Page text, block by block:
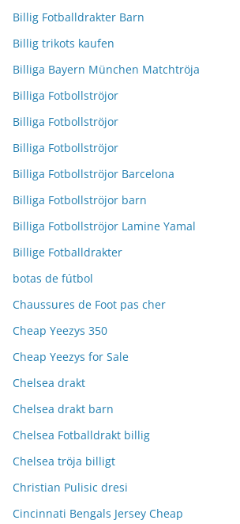
Billig Fotballdrakter Barn
Billig trikots kaufen
Billiga Bayern München Matchtröja
Billiga Fotbollströjor
Billiga Fotbollströjor
Billiga Fotbollströjor
Billiga Fotbollströjor Barcelona
Billiga Fotbollströjor barn
Billiga Fotbollströjor Lamine Yamal
Billige Fotballdrakter
botas de fútbol
Chaussures de Foot pas cher
Cheap Yeezys 350
Cheap Yeezys for Sale
Chelsea drakt
Chelsea drakt barn
Chelsea Fotballdrakt billig
Chelsea tröja billigt
Christian Pulisic dresi
Cincinnati Bengals Jersey Cheap